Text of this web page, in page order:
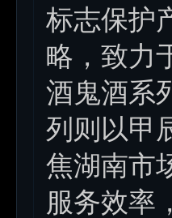
标志保护
略，致力
酒鬼酒系
列则以甲
焦湖南市
服务效率